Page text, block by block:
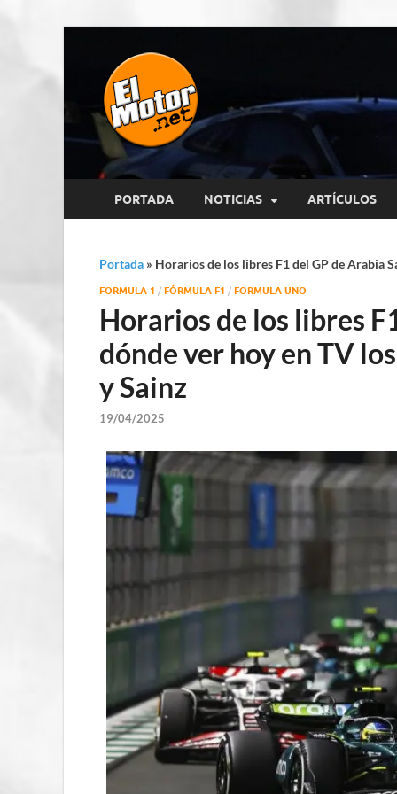
El Motor
PORTADA NOTICIAS ARTÍCULOS
Portada » Horarios de los libres F1 del GP de Arabia
FORMULA 1 / FÓRMULA F1 / FORMULA UNO
Horarios de los libres
dónde ver hoy en TV
y Sainz
19/04/2025